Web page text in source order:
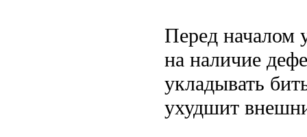
Перед началом
на наличие
укладывать
ухудшит